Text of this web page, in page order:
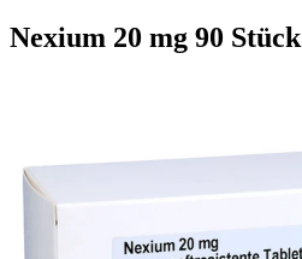
Nexium 20 mg 90 Stück